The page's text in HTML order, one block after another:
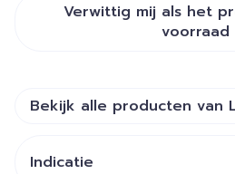
Verwittig mij als het
voorraad
Bekijk alle producten van
Indicatie